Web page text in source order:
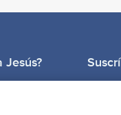
Jesús?